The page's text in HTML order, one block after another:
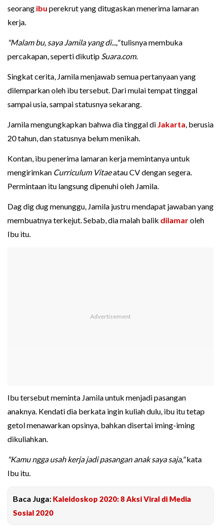
seorang ibu perekrut yang ditugaskan menerima lamaran
kerja.
"Malam bu, saya Jamila yang di...,"tulisnya membuka
percakapan, seperti dikutip Suara.com.
Singkat cerita, Jamila menjawab semua pertanyaan yang
dilemparkan oleh ibu tersebut. Dari mulai tempat tinggal
sampai usia, sampai statusnya sekarang.
Jamila mengungkapkan bahwa dia tinggal di Jakarta, berusia
20 tahun, dan statusnya belum menikah.
Kontan, ibu penerima lamaran kerja memintanya untuk
mengirimkan Curriculum Vitaeatau CV dengan segera.
Permintaan itu langsung dipenuhi oleh Jamila.
Dag dig dug menunggu, Jamila justru mendapat jawaban yang
membuatnya terkejut. Sebab, dia malah balik dilamaroleh
Ibu itu.
Ibu tersebut meminta Jamila untuk menjadi pasangan
anaknya. Kendati dia berkata ingin kuliah dulu, ibu itu tetap
getol menawarkan opsinya, bahkan disertai iming-iming
dikuliahkan.
"Kamu ngga usah kerja jadi pasangan anak saya saja,"kata
Ibu itu.
Baca Juga: Kaleidoskop 2020: 8 Aksi Viral di Media
Sosial 2020